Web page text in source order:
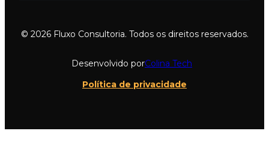
© 2026 Fluxo Consultoria. Todos os direitos reservados.
Desenvolvido porColina Tech
Política de privacidade